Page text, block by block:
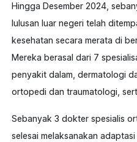
Hingga Desember 2024,
lulusan luar negeri telah
kesehatan secara merata di
Mereka berasal dari 7
penyakit dalam, dermatologi
ortopedi dan traumatologi,
Sebanyak 3 dokter spesialis
selesai melaksanakan